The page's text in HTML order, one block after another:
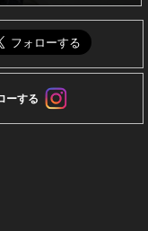
ーする